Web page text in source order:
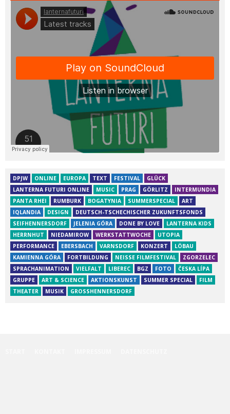
DPJW ONLINE EUROPA TEXT FESTIVAL
GLÜCK
LANTERNA FUTURI ONLINE
MUSIC PRAG GÖRLITZ
INTERMUNDIA
PANTA RHEI
RUMBURK BOGATYNIA SUMMERSPECIAL
ART
IQLANDIA
DESIGN
DEUTSCH-TSCHECHISCHER ZUKUNFTSFONDS
SEIFHENNERSDORF
JELENIA GÓRA DONE BY LOVE
LANTERNA KIDS
HERRNHUT
NIEDAMIROW WERKSTATTWOCHE
UTOPIA
PERFORMANCE
EBERSBACH VARNSDORF KONZERT
LÖBAU
KAMIENNA GÓRA
FORTBILDUNG NEISSE FILMFESTIVAL
ZGORZELEC
SPRACHANIMATION
VIELFALT LIBEREC BGZ FOTO
ČESKA LÍPA
GRUPPE
ART & SCIENCE AKTIONSKUNST SUMMER SPECIAL
FILM
THEATER
MUSIK GROSSHENNERSDORF